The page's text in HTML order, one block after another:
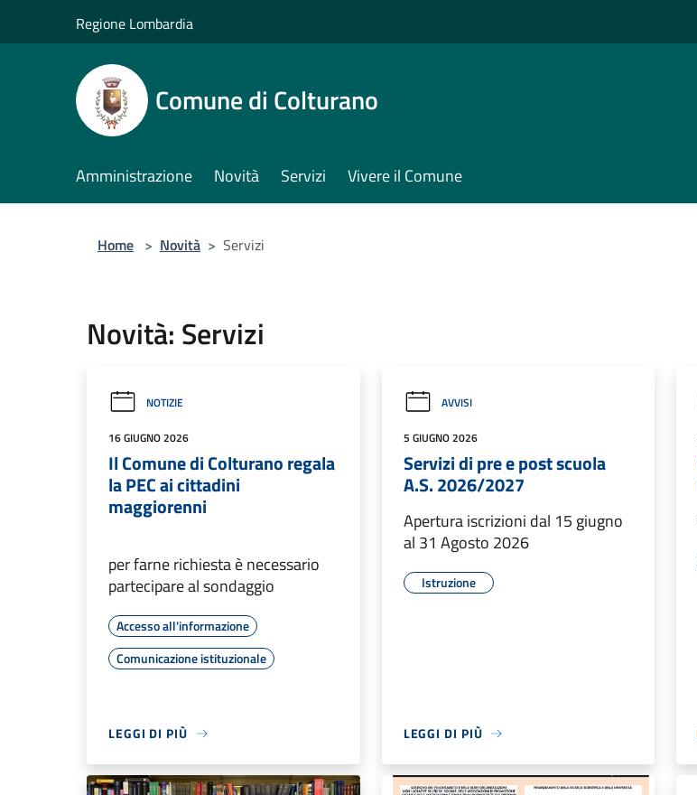
Regione Lombardia
Comune di Colturano
Amministrazione Novità Servizi Vivere il Comune
Home > Novità > Servizi
Novità: Servizi
NOTIZIE
16 GIUGNO 2026
Il Comune di Colturano regala
la PEC ai cittadini
maggiorenni
per farne richiesta è necessario
partecipare al sondaggio
Accesso all'informazione
Comunicazione istituzionale
LEGGI DI PIÙ
AVVISI
5 GIUGNO 2026
Servizi di pre e post scuola
A.S. 2026/2027
Apertura iscrizioni dal 15 giugno
al 31 Agosto 2026
Istruzione
LEGGI DI PIÙ